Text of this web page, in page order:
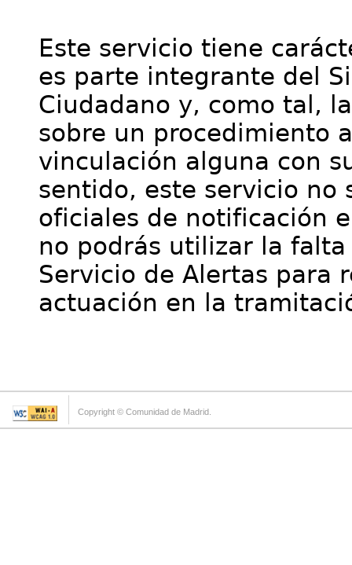
Este servicio tiene
es parte integrante del
Ciudadano y, como tal,
sobre un procedimiento
vinculación alguna con
sentido, este servicio no
oficiales de notificación
no podrás utilizar la
Servicio de Alertas para
actuación en la
Copyright © Comunidad de Madrid.